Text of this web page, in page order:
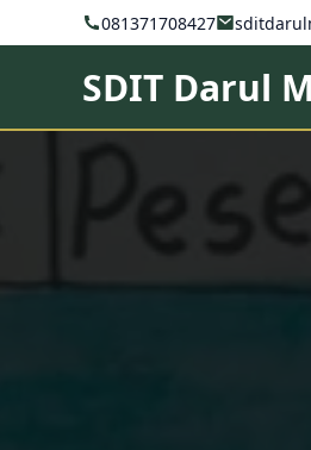
081371708427
SDIT Darul